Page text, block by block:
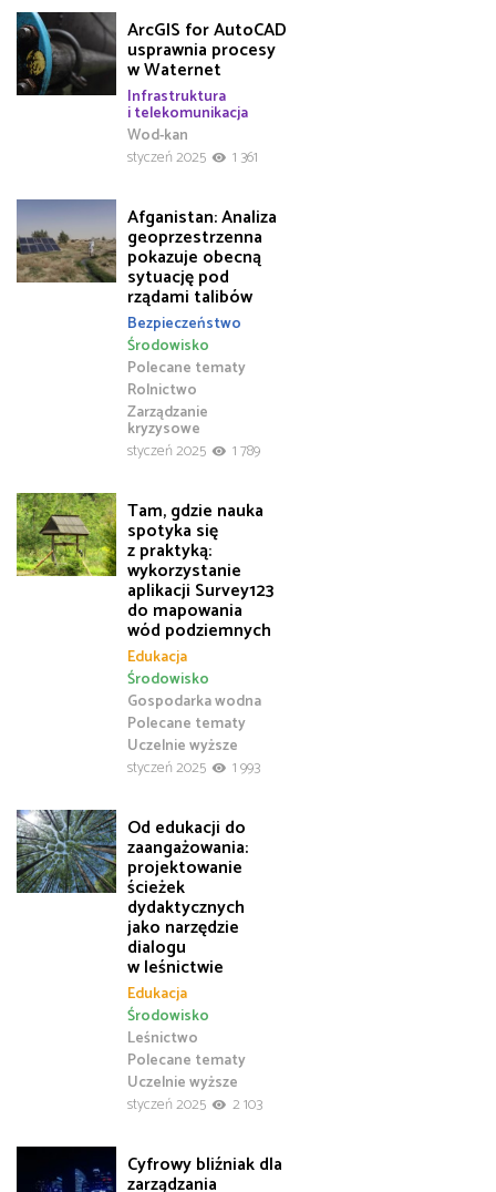
ArcGIS for AutoCAD
usprawnia procesy
w Waternet
Infrastruktura
i telekomunikacja
Wod-kan
styczeń 2025
1 361
Afganistan: Analiza
geoprzestrzenna
pokazuje obecną
sytuację pod
rządami talibów
Bezpieczeństwo
Polecane tematy
Rolnictwo
Środowisko
Zarządzanie
kryzysowe
styczeń 2025
1 789
Tam, gdzie nauka
spotyka się
z praktyką:
wykorzystanie
aplikacji Survey123
do mapowania
wód podziemnych
Edukacja
Gospodarka wodna
Polecane tematy
Środowisko
Uczelnie wyższe
styczeń 2025
1 993
Od edukacji do
zaangażowania:
projektowanie
ścieżek
dydaktycznych
jako narzędzie
dialogu
w leśnictwie
Edukacja
Leśnictwo
Polecane tematy
Środowisko
Uczelnie wyższe
styczeń 2025
2 103
Cyfrowy bliźniak dla
zarządzania